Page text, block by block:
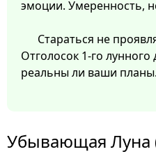
эмоции. Умеренность,
Стараться не
Отголосок 1-го
реальны ли ваши планы.
Убывающая Луна